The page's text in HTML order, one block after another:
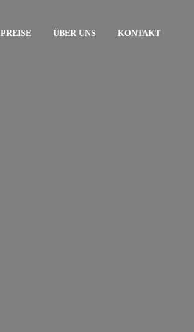
PREISE ÜBER UNS KONTAKT